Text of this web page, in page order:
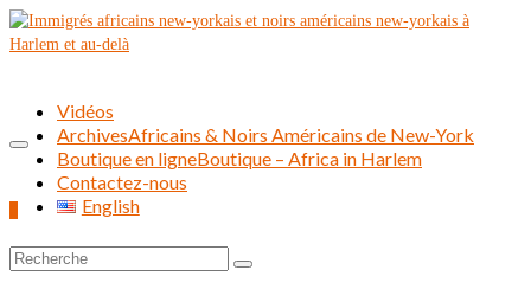
Rechercher :
Vidéos
ArchivesAfricains & Noirs Américains de New-York
Boutique en ligneBoutique – Africa in Harlem
Contactez-nous
English